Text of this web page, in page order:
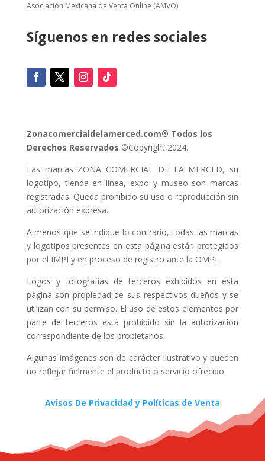
Asociación Mexicana de Venta Online (AMVO)
Síguenos en redes sociales
Zonacomercialdelamerced.com® Todos los
Derechos Reservados ©Copyright 2024.
Las marcas ZONA COMERCIAL DE LA MERCED, su
logotipo, tienda en línea, expo y museo son marcas
registradas. Queda prohibido su uso o reproducción sin
autorización expresa.
A menos que se indique lo contrario, todas las marcas
y logotipos presentes en esta página están protegidos
por el IMPI y en proceso de registro ante la OMPI.
Logos y fotografías de terceros exhibidos en esta
página son propiedad de sus respectivos dueños y se
utilizan con su permiso. El uso de estos elementos por
parte de terceros está prohibido sin la autorización
correspondiente de los propietarios.
Algunas imágenes son de carácter ilustrativo y pueden
no reflejar fielmente el producto o servicio ofrecido.
Avisos De Privacidad y Políticas de Venta